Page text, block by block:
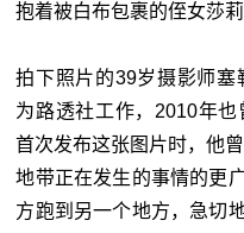
抱着被白布包裹的侄女莎
拍下照片的39岁摄影师
为路透社工作，2010年
首次发布这张图片时，他
地带正在发生的事情的更
方跑到另一个地方，急切